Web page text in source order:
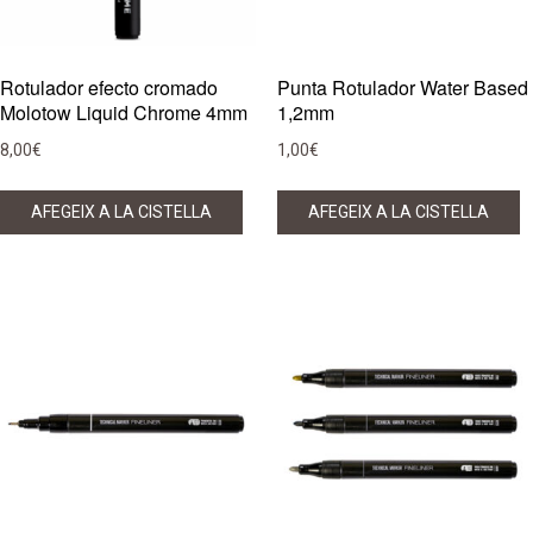
Rotulador efecto cromado
Molotow Liquid Chrome 4mm
8,00€
AFEGEIX A LA CISTELLA
Punta Rotulador Water Based
1,2mm
1,00€
AFEGEIX A LA CISTELLA